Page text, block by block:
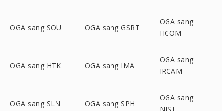
OGA sang SOU OGA sang GSRT
OGA sang
HCOM
OGA sang HTK OGA sang IMA
OGA sang
IRCAM
OGA sang SLN OGA sang SPH
OGA sang
NIST